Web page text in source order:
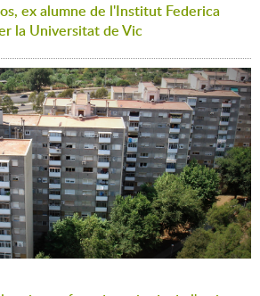
ex alumne de l'Institut Federica
la Universitat de Vic